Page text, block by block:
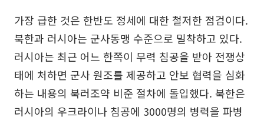
가장 급한 것은 한반도 정세에 대한 철저한 점검이다.
북한과 러시아는 군사동맹 수준으로 밀착하고 있다.
러시아는 최근 어느 한쪽이 무력 침공을 받아 전쟁상
태에 처하면 군사 원조를 제공하고 안보 협력을 심화
하는 내용의 북러조약 비준 절차에 돌입했다. 북한은
러시아의 우크라이나 침공에 3000명의 병력을 파병